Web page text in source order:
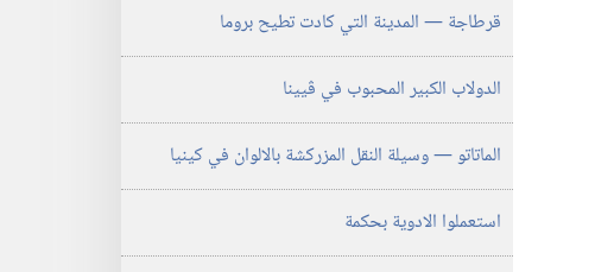
قرطاجة —‏ المدينة التي كادت تطيح بروما
الدولاب الكبير المحبوب في ڤيينا
الماتاتو —‏ وسيلة النقل المزركشة بالالوان في كينيا
استعملوا الادوية بحكمة